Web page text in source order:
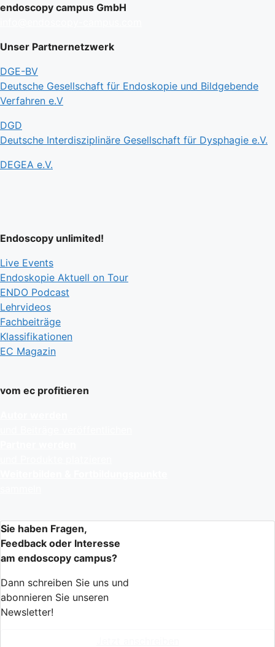
endoscopy campus GmbH
Unser Partnernetzwerk
DGE-BV
Deutsche Gesellschaft für Endoskopie und Bildgebende
Verfahren e.V
DGD
Deutsche Interdisziplinäre Gesellschaft für Dysphagie e.V.
DEGEA e.V.
Endoscopy unlimited!
Live Events
Endoskopie Aktuell on Tour
ENDO Podcast
Lehrvideos
Fachbeiträge
Klassifikationen
EC Magazin
vom ec profitieren
Sie haben Fragen,
Feedback oder Interesse
am endoscopy campus?
Dann schreiben Sie uns und
abonnieren Sie unseren
Newsletter!